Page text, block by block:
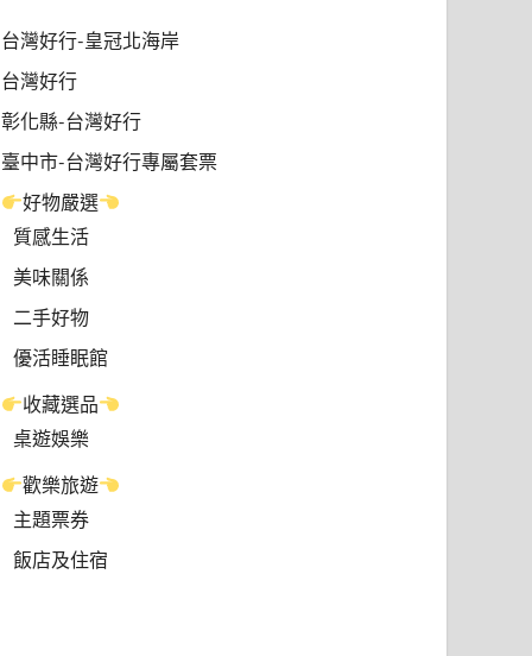
台灣好行-皇冠北海岸
台灣好行
彰化縣-台灣好行
臺中市-台灣好行專屬套票
好物嚴選
質感生活
美味關係
二手好物
優活睡眠館
收藏選品
桌遊娛樂
歡樂旅遊
主題票券
飯店及住宿